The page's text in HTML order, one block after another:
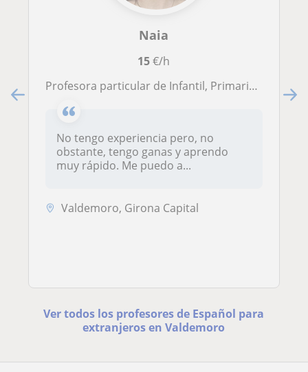
Naia
15€/h
Profesora particular de Infantil, Primaria y/o ESO
No tengo experiencia pero, no
obstante, tengo ganas y aprendo
muy rápido. Me puedo a...
Valdemoro, Girona Capital
Ver todos los profesores de Español para
extranjeros en Valdemoro